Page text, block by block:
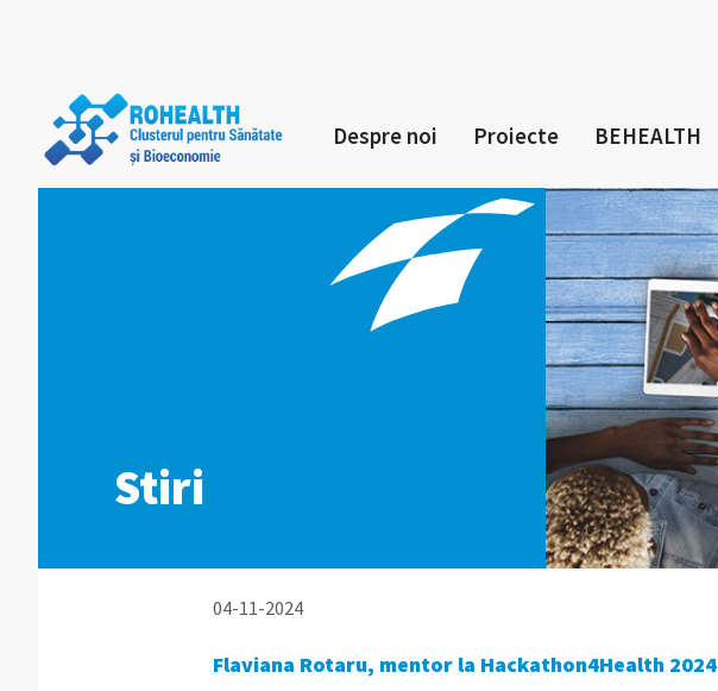
Despre noi Proiecte BEHEALTH
Stiri
04-11-2024
Flaviana Rotaru, mentor la Hackathon4Health 2024